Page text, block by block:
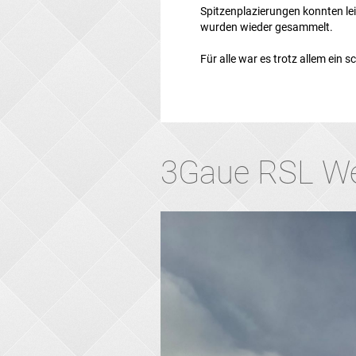
Spitzenplazierungen konnten
wurden wieder gesammelt.
Für alle war es trotz allem ein
3Gaue RSL